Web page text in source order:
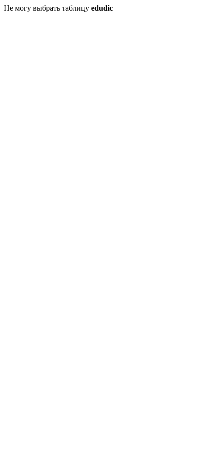
Не могу выбрать таблицу edudic